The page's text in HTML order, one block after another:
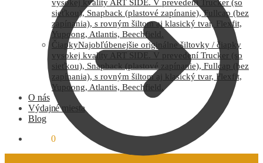
vysokej kvality ART SIDE. V prevedení Trucker (so
sieťkou), Snapback (plastové zapínanie), Fullcap (bez
zapínania), s rovným šiltom aj klasický tvar, Flexfit,
Yupoong, Atlantis, Beechfield.
ČiapkyNajobľúbenejšie originálne šiltovky / čiapky
vysokej kvality ART SIDE. V prevedení Trucker (so
sieťkou), Snapback (plastové zapínanie), Fullcap (bez
zapínania), s rovným šiltom aj klasický tvar, Flexfit,
Yupoong, Atlantis, Beechfield.
O nás
Výdajné miesta
Blog
0